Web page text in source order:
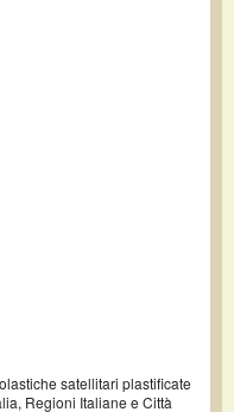
satellitari plastificate
Regioni Italiane e Città